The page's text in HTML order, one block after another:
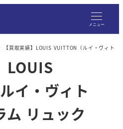
メニュー
【買取実績】LOUIS VUITTON（ルイ・ヴィト
LOUIS
イ・ヴィト
ム リュック